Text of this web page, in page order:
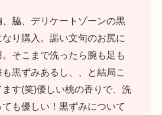
脇、デリケートゾーンの黒
り購入。謳い文句のお尻に
そこまで洗ったら腕も足も
黒ずみあるし、、と結局こ
す(笑)優しい桃の香りで、洗
も優しい！黒ずみについて